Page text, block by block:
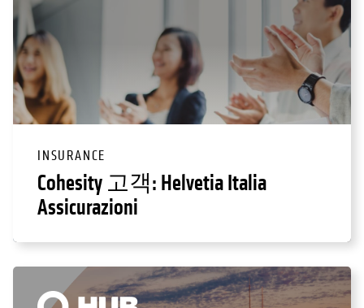
INSURANCE
Cohesity 고객: Helvetia Italia
Assicurazioni